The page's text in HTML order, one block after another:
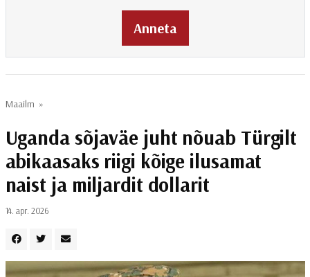
Anneta
Maailm »
Uganda sõjaväe juht nõuab Türgilt
abikaasaks riigi kõige ilusamat
naist ja miljardit dollarit
14. apr. 2026